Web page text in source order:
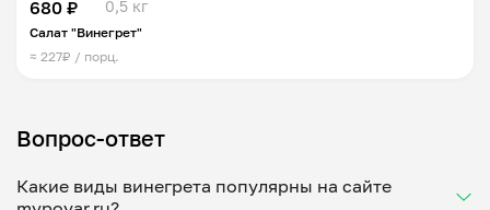
680 ₽ 0,5 кг
Салат "Винегрет"
≈ 227₽ / порц.
Вопрос-ответ
Какие виды винегрета популярны на сайте